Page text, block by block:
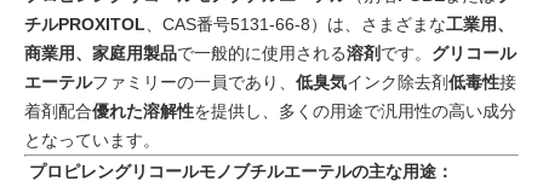
チルPROXITOL 、CAS番号5131-66-8）は、さまざまな工業用、
商業用、家庭用製品で一般的に使用される溶剤です。 グリコール
エーテルファミリーの一員であり、 低臭気インク除去剤低毒性接
着剤配合優れた溶解性を提供し、多くの用途で汎用性の高い成分
となっています。
プロピレングリコールモノブチルエーテルの主な用途：